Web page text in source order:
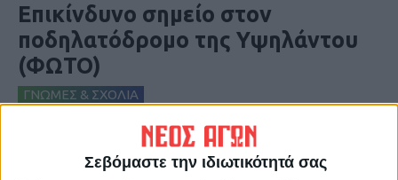
Σεβόμαστε την ιδιωτικότητά σας
Επικίνδυνο σημείο στον
ποδηλατόδρομο της Υψηλάντου
(ΦΩΤΟ)
ΓΝΩΜΕΣ & ΣΧΟΛΙΑ